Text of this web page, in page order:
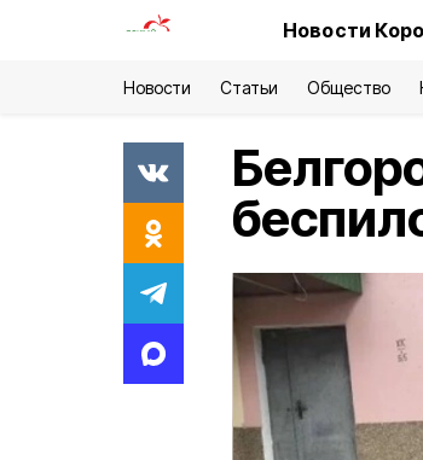
Новости
Новости Статьи Общество